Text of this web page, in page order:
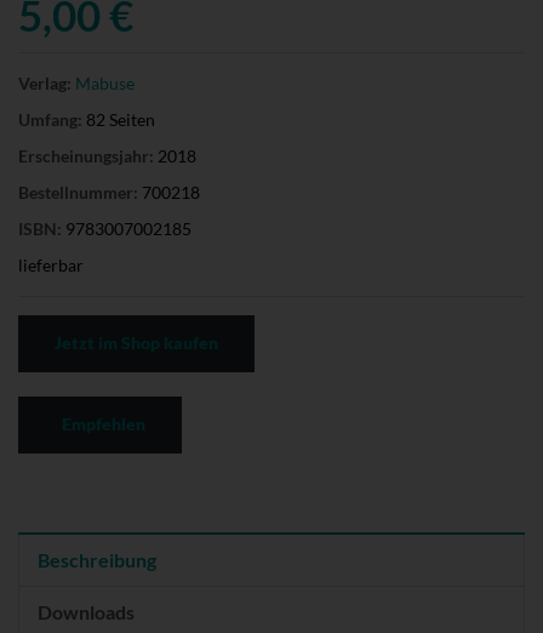
5,00 €
Verlag: Mabuse
Umfang: 82 Seiten
Erscheinungsjahr: 2018
Bestellnummer: 700218
ISBN: 9783007002185
lieferbar
Beschreibung
Downloads